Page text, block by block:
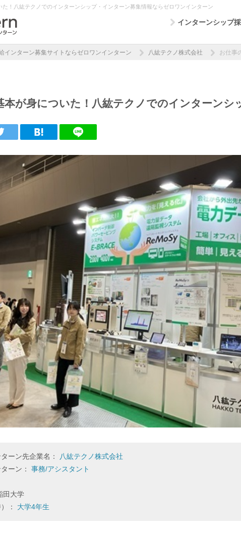
た！八紘テクノでのインターンシップ・インターン募集情報ならゼロワンインターン
インターンシップ
インターン募集サイトならゼロワンインターン 八紘テクノ株式会社 お仕事
本が身についた！八紘テクノでのインターンシ
ーン先企業名：
八紘テクノ株式会社
ーン： 事務/アシスタント
田大学
： 大学4年生